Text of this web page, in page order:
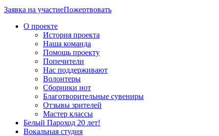
Заявка на участиеПожертвовать
О проекте
История проекта
Наша команда
Помощь проекту
Попечители
Нас поддерживают
Волонтеры
Сборники нот
Благотворительные сувениры
Отзывы зрителей
Мастер классы
Белый Пароход 20 лет!
Вокальная студия